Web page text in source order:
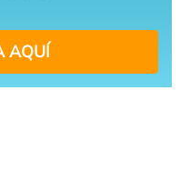
AQUÍ